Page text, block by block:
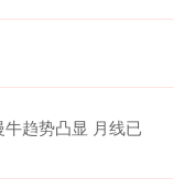
牛趋势凸显 月线已